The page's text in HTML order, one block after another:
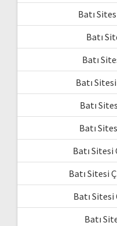
Batı
Batı
Batı
Batı
Batı
Batı
Batı Sitesi
Batı Sitesi
Batı
Batı